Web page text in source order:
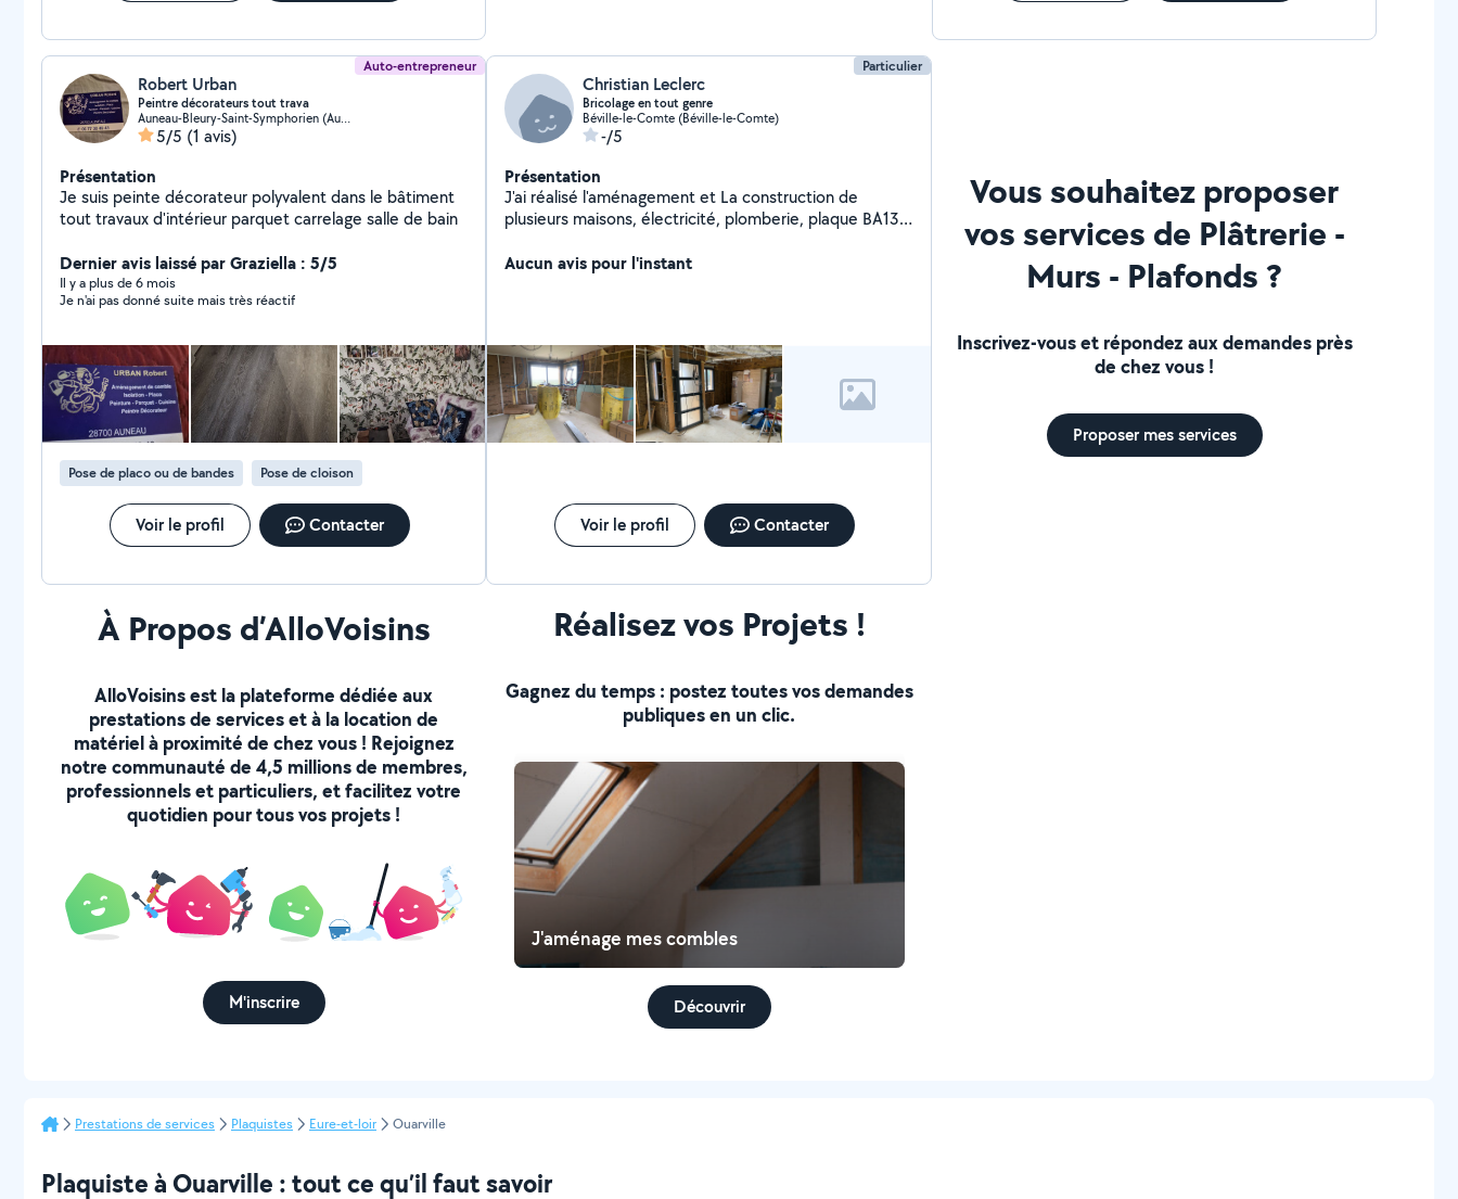
Auto-entrepreneur
Robert Urban
Peintre décorateurs tout trava
Auneau-Bleury-Saint-Symphorien (Auneau-Bleury-Saint-Symphorien)
5/5 (1 avis)
Présentation
Je suis peinte décorateur polyvalent dans le bâtiment
tout travaux d'intérieur parquet carrelage salle de bain
Dernier avis laissé par Graziella : 5/5
Il y a plus de 6 mois
Je n'ai pas donné suite mais très réactif
Pose de placo ou de bandes Pose de cloison
Voir le profil Contacter
Particulier
Christian Leclerc
Bricolage en tout genre
Béville-le-Comte (Béville-le-Comte)
-/5
Présentation
J'ai réalisé l'aménagement et La construction de
plusieurs maisons, électricité, plomberie, plaque BA13,
salle de bain.
Aucun avis pour l'instant
Voir le profil Contacter
Vous souhaitez proposer
vos services de Plâtrerie -
Murs - Plafonds ?
Inscrivez-vous et répondez aux demandes près
de chez vous !
Proposer mes services
À Propos d’AlloVoisins
AlloVoisins est la plateforme dédiée aux
prestations de services et à la location de
matériel à proximité de chez vous ! Rejoignez
notre communauté de 4,5 millions de membres,
professionnels et particuliers, et facilitez votre
quotidien pour tous vos projets !
M'inscrire
Réalisez vos Projets !
Gagnez du temps : postez toutes vos demandes
publiques en un clic.
J'aménage mes combles
Découvrir
Prestations de services Plaquistes Eure-et-loir Ouarville
Plaquiste à Ouarville : tout ce qu’il faut savoir